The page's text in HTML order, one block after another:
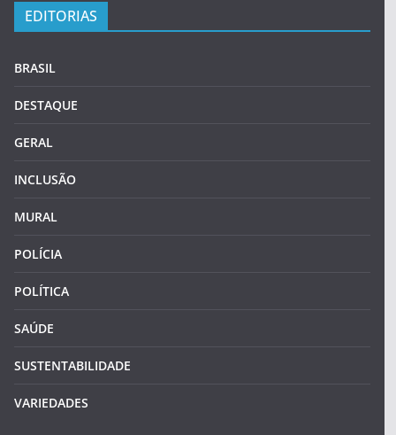
EDITORIAS
BRASIL
DESTAQUE
GERAL
INCLUSÃO
MURAL
POLÍCIA
POLÍTICA
SAÚDE
SUSTENTABILIDADE
VARIEDADES